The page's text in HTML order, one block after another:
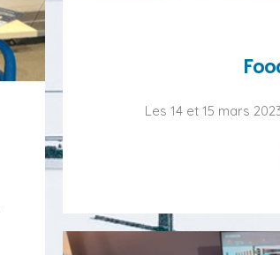
Les 14 et 15 mars